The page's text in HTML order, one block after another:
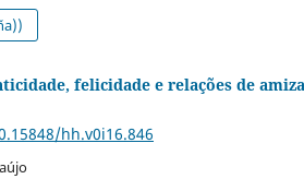
felicidade e relações de
hh.v0i16.846